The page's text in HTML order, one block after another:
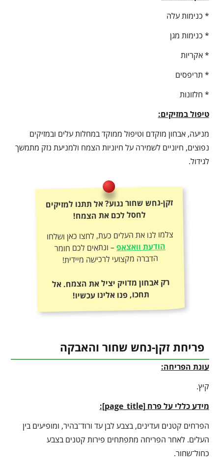
* כנימות עלה
* כנימות מגן
* אקריות
* תריפסים
* חלזונות
טיפול במזיקים:
מניעה, אבחון מוקדם וטיפול ממוקד במחלות עלים ובמזיקים
נפוצים, חיוניים לשמירה על חיוניות הצמח ולמניעת נזק מתמשך
לגידול.
זקן-נחש שחור נגוע? אל תתנו למזיקים
לחסל לכם את הצמח!
צלמו לנו את העלים כעת, לחצו כאן ושלחו
הודעת וואצאפ– ונתאים לכם חומר
הדברה מקצועי לרכישה מיידית!
רק אבחון מדויק יציל את הצמח. אל
תחכו, פנו אלינו עכשיו!
פריחת זקן-נחש שחור והאבקה
עונת הפריחה:
קיץ.
מידע כללי על פרח [page_title
]:
הפרחים קטנים ועדינים, בצבע לבן עד ורוד־בהיר, ומופיעים בין
העלים. לאחר הפריחה מתפתחים פירות קטנים בצבע
כחול־שחור.